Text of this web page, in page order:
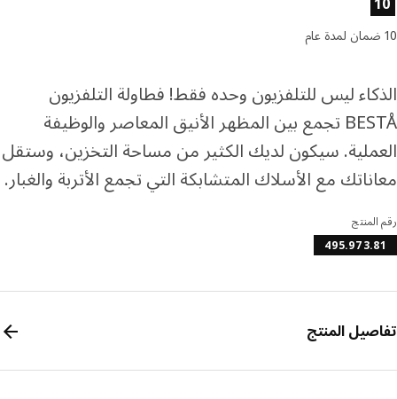
ليس للتلفزيون وحده فقط! فطاولة التلفزيون
BESTÅ تجمع بين المظهر الأنيق المعاصر والوظيفة
سيكون لديك الكثير من مساحة التخزين، وستقل
مع الأسلاك المتشابكة التي تجمع الأتربة والغبار.
المنتج